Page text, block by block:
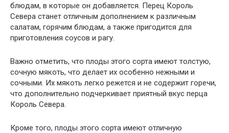
блюдам, в которые он добавляется. Перец Король
Севера станет отличным дополнением к различным
салатам, горячим блюдам, а также пригодится для
приготовления соусов и рагу.
Важно отметить, что плоды этого сорта имеют толстую,
сочную мякоть, что делает их особенно нежными и
сочными. Их мякоть легко режется и не содержит горечи,
что дополнительно подчеркивает приятный вкус перца
Король Севера.
Кроме того, плоды этого сорта имеют отличную